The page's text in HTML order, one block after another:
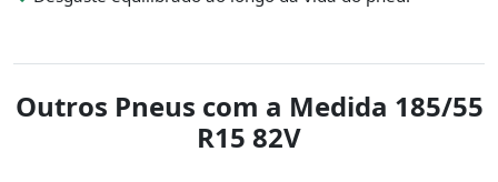
Outros Pneus com a Medida 185/55
R15 82V